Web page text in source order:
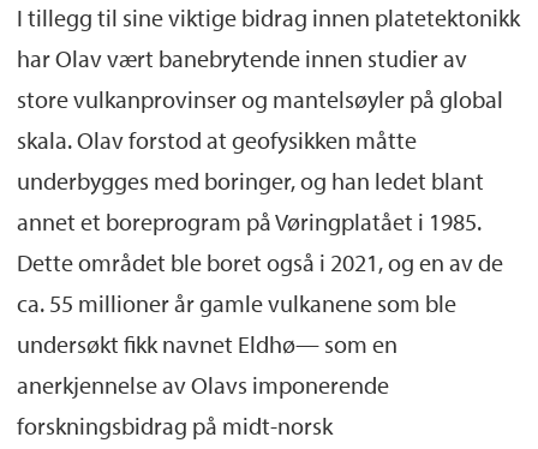
I tillegg til sine viktige bidrag innen platetektonikk
har Olav vært banebrytende innen studier av
store vulkanprovinser og mantelsøyler på global
skala. Olav forstod at geofysikken måtte
underbygges med boringer, og han ledet blant
annet et boreprogram på Vøringplatået i 1985.
Dette området ble boret også i 2021, og en av de
ca. 55 millioner år gamle vulkanene som ble
undersøkt fikk navnet Eldhø— som en
anerkjennelse av Olavs imponerende
forskningsbidrag på midt-norsk